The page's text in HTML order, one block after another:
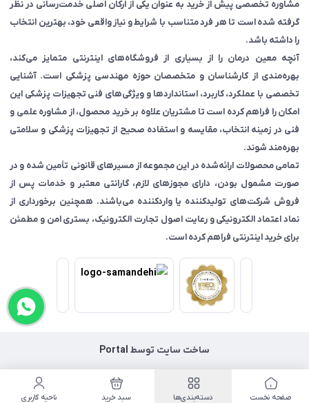
مشاوره تخصصی پیش از خرید به عنوان یکی از ارکان اصلی خدمت‌رسانی در نظر
گرفته شده است تا هر فرد متناسب با شرایط و نیاز واقعی خود، بهترین انتخاب
را داشته باشد.
آنچه معین درمان را از بسیاری از فروشگاه‌های اینترنتی متمایز می‌کند،
بهره‌مندی از کارشناسان و متخصصان حوزه مهندسی پزشکی است. آشنایی
تخصصی با عملکرد، کاربرد، استانداردها و ویژگی‌های فنی تجهیزات پزشکی این
امکان را فراهم کرده است تا مشتریان علاوه بر خرید محصول، از مشاوره علمی و
فنی در زمینه انتخاب، مقایسه و استفاده صحیح از تجهیزات پزشکی و سلامتی
بهره‌مند شوند.
تمامی محصولات ارائه‌شده در این مجموعه از مسیرهای قانونی تأمین شده و در
صورت مشمول بودن، دارای مجوزهای لازم، گارانتی معتبر و خدمات پس از
فروش شرکت‌های تولیدکننده یا واردکننده می‌باشند. همچنین برخورداری از
نماد اعتماد الکترونیکی و رعایت اصول تجارت الکترونیک، بستری امن و مطمئن
برای خرید اینترنتی فراهم کرده است.
ساخت سایت توسط Portal
صفحه نخست دسته‌بندی‌ها سبد خرید ناحیه کاربری